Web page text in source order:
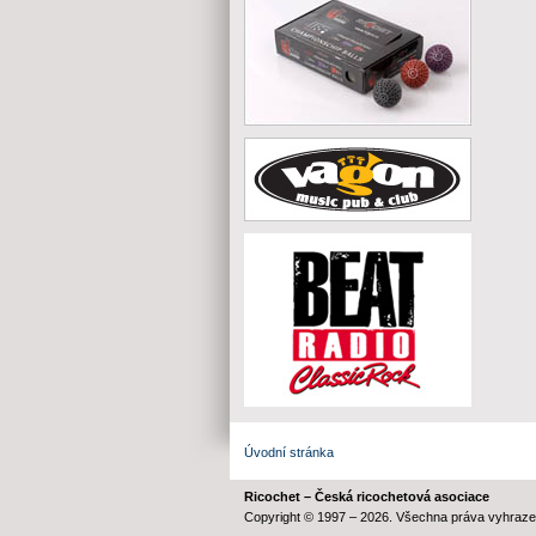
Úvodní stránka
Ricochet – Česká ricochetová asociace
Copyright © 1997 – 2026. Všechna práva